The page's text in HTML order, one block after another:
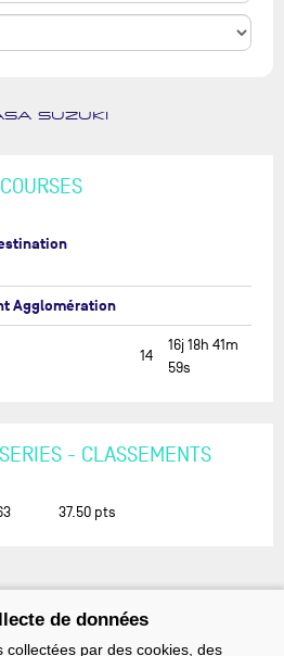
SUZUKI
COURSES
Agglomération
14
16j 18h 41m
59s
- CLASSEMENTS
37.50 pts
de données
collectées par des cookies, des